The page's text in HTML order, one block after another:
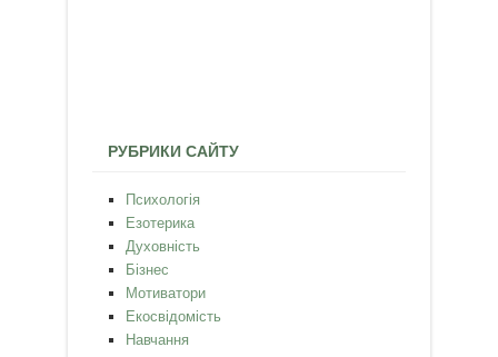
РУБРИКИ САЙТУ
Психологія
Езотерика
Духовність
Бізнес
Мотиватори
Екосвідомість
Навчання